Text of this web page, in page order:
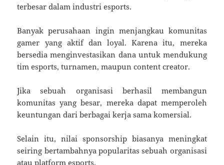
terbesar dalam industri esports.
Banyak perusahaan ingin menjangkau komunitas
gamer yang aktif dan loyal. Karena itu, mereka
bersedia menginvestasikan dana untuk mendukung
tim esports, turnamen, maupun content creator.
Jika sebuah organisasi berhasil membangun
komunitas yang besar, mereka dapat memperoleh
keuntungan dari berbagai kerja sama komersial.
Selain itu, nilai sponsorship biasanya meningkat
seiring bertambahnya popularitas sebuah organisasi
atau platform esports.